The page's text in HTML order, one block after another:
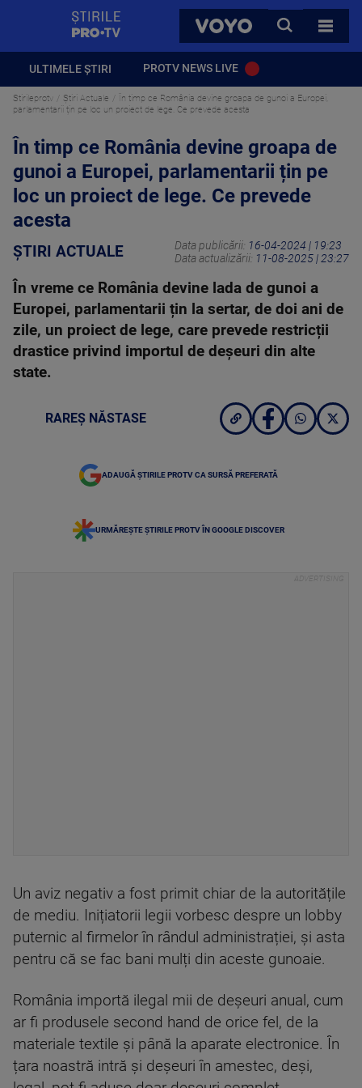
VOYO
CAUTA
TOATE
ULTIMELE ȘTIRI PROTV NEWS LIVE
Stirileprotv Știri Actuale
În timp ce România devine groapa de gunoi a Europei,
parlamentarii țin pe loc un proiect de lege. Ce prevede acesta
În timp ce România devine groapa de
gunoi a Europei, parlamentarii țin pe
loc un proiect de lege. Ce prevede
acesta
ȘTIRI ACTUALE Data publicării: 16-04-2024 | 19:23
Data actualizării: 11-08-2025 | 23:27
În vreme ce România devine lada de gunoi a
Europei, parlamentarii țin la sertar, de doi ani de
zile, un proiect de lege, care prevede restricții
drastice privind importul de deșeuri din alte
state.
RAREȘ NĂSTASE
ADAUGĂ ȘTIRILE PROTV CA SURSĂ PREFERATĂ
URMĂREȘTE ȘTIRILE PROTV ÎN GOOGLE DISCOVER
Un aviz negativ a fost primit chiar de la autoritățile
de mediu. Inițiatorii legii vorbesc despre un lobby
puternic al firmelor în rândul administrației, și asta
pentru că se fac bani mulți din aceste gunoaie.
România importă ilegal mii de deșeuri anual, cum
ar fi produsele second hand de orice fel, de la
materiale textile și până la aparate electronice. În
țara noastră intră și deșeuri în amestec, deși,